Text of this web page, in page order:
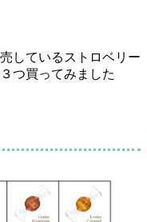
しているストロベリー
つ買ってみました